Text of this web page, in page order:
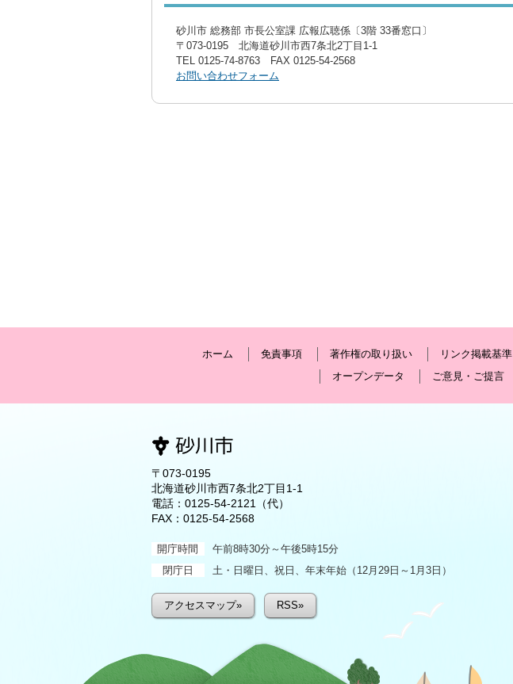
砂川市 総務部 市長公室課 広報広聴係〔3階 33番窓口〕
〒073-0195 北海道砂川市西7条北2丁目1-1
TEL 0125-74-8763 FAX 0125-54-2568
お問い合わせフォーム
ホーム 免責事項 著作権の取り扱い リンク掲載基準
オープンデータ
ご意見・ご提言
〒073-0195
北海道砂川市西7条北2丁目1-1
電話： 0125-54-2121
（代）
FAX：0125-54-2568
開庁時間
午前8時30分～午後5時15分
閉庁日
土・日曜日、祝日、年末年始（12月29日～1月3日）
アクセスマップ» RSS»